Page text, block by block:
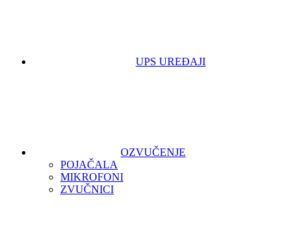
UPS UREĐAJI
OZVUČENJE
POJAČALA
MIKROFONI
ZVUČNICI